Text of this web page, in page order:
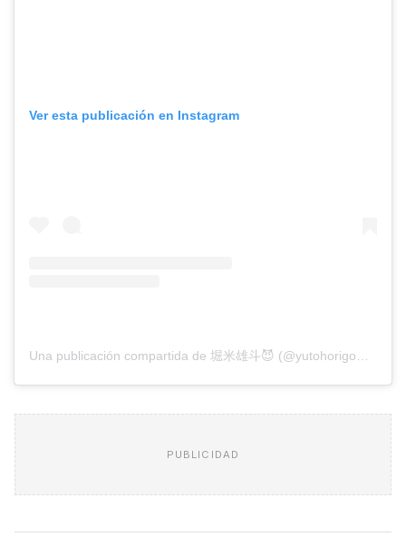
Ver esta publicación en Instagram
PUBLICIDAD